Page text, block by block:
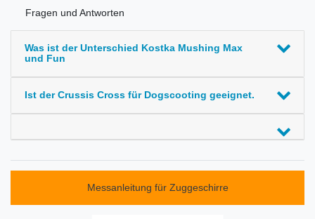
Fragen und Antworten
Was ist der Unterschied Kostka Mushing Max
und Fun
Ist der Crussis Cross für Dogscooting geeignet.
Messanleitung für Zuggeschirre